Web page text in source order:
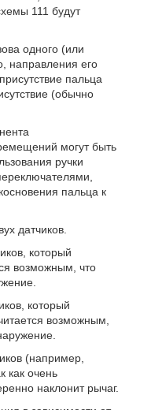
111 будут
одного (или
направления его
пальца
(обычно
могут быть
ручки
пальца к
датчиков.
который
возможным, что
который
возможным,
(например,
как очень
наклонит рычаг.